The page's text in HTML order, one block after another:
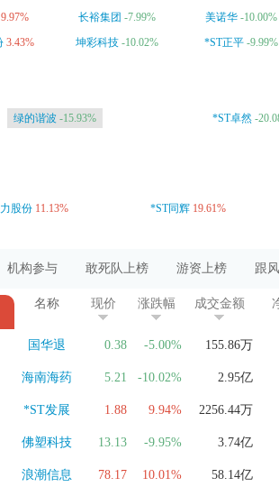
9.97% 长裕集团 -7.99% 美诺华 -10.00%
3.43% 坤彩科技 -10.02% *ST正平 -9.99%
绿的谐波 -15.93% *ST卓然 -
股份 11.13% *ST同辉 19.61%
机构参与 敢死队上榜 游资上榜 跟
名称 现价 涨跌幅 成交金额
国华退 0.38 -5.00% 155.86万
海南海药 5.21 -10.02% 2.95亿
*ST发展 1.88 9.94% 2256.44万
佛塑科技 13.13 -9.95% 3.74亿
浪潮信息 78.17 10.01% 58.14亿